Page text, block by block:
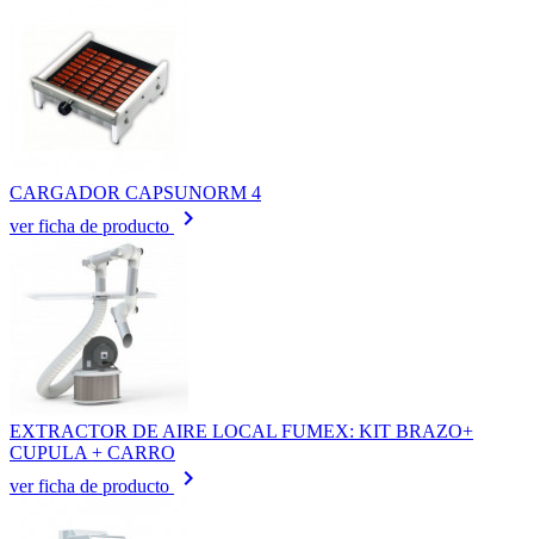
CARGADOR CAPSUNORM 4
ver ficha de producto
keyboard_arrow_right
EXTRACTOR DE AIRE LOCAL FUMEX: KIT BRAZO+
CUPULA + CARRO
ver ficha de producto
keyboard_arrow_right